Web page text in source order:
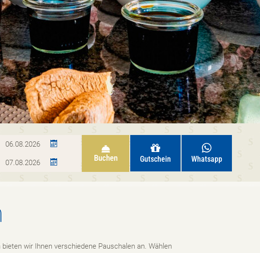
Buchen Gutschein Whatsapp
wir Ihnen verschiedene Pauschalen an. Wählen